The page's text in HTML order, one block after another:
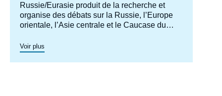
centre
Russie/Eurasie produit de la recherche et
organise des débats sur la Russie, l’Europe
orientale, l’Asie centrale et le Caucase du
d'anticiper l'évolution de cette zone
géographique complexe en pleine mutation
pour enrichir le débat public en France et en
Voir plus
Image
de
couverture